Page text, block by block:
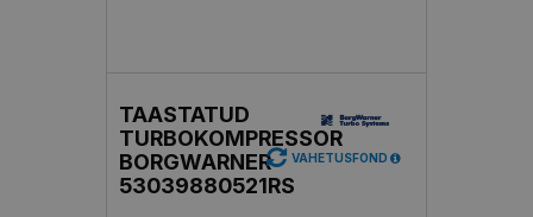
TAASTATUD
TURBOKOMPRESSOR
BORGWARNER
53039880521RS
VAHETUSFOND